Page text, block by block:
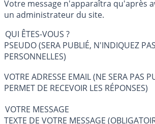
Votre message n'apparaîtra qu'après
un administrateur du site.
QUI ÊTES-VOUS ?
PSEUDO (SERA PUBLIÉ, N'INDIQUEZ
PERSONNELLES)
VOTRE ADRESSE EMAIL (NE SERA PAS
PERMET DE RECEVOIR LES RÉPONSES)
VOTRE MESSAGE
TEXTE DE VOTRE MESSAGE